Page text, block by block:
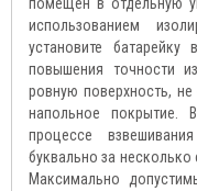
использованием
установите
повышения точности
ровную поверхность,
напольное покрытие.
процессе
буквально за несколько
Максимально